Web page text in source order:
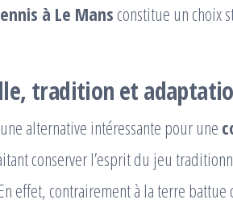
à Le Mans constitue un choix
tradition et
alternative intéressante pour une
conserver l’esprit du jeu
effet, contrairement à la terre battue